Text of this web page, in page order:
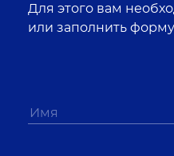
Для этого вам
или заполнить форму